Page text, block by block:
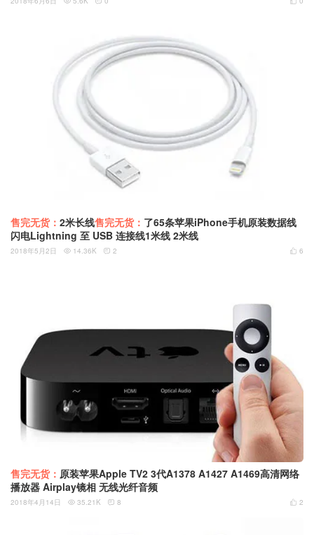
售完无货： 2米长线售完无货： 了65条苹果iPhone手机原装数据线
闪电Lightning 至 USB 连接线1米线 2米线
 6
2018年5月2日  14.36K  2
售完无货： 原装苹果Apple TV2 3代A1378 A1427 A1469高清网络
播放器 Airplay镜相 无线光纤音频
 2
2018年4月14日  35.21K  8